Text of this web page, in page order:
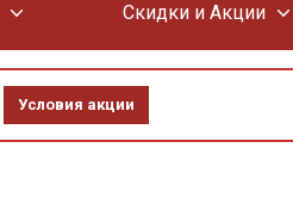
Скидки и Акции
Условия акции